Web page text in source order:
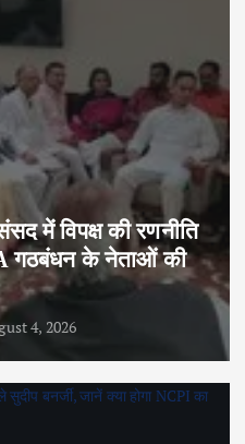
विपक्ष की रणनीति
गठबंधन के नेताओं की
4, 2026